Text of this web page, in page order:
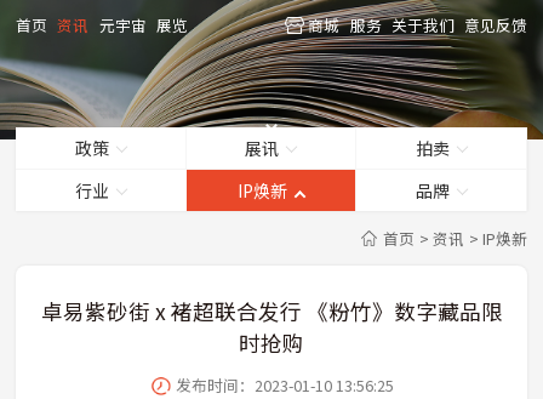
首页 资讯 元宇宙 展览 商城 服务 关于我们 意见反馈
政策 展讯
拍卖
行业
IP焕新 品牌
首页 > 资讯 > IP焕新
卓易紫砂街 x 褚超联合发行 《粉竹》数字藏品限
时抢购
发布时间：2023-01-10 13:56:25